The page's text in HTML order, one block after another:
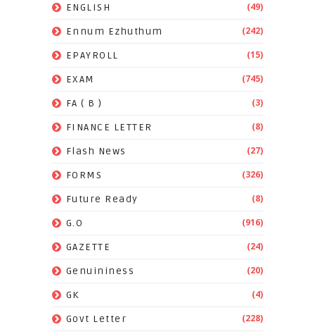
ENGLISH (49)
Ennum Ezhuthum (242)
EPAYROLL (15)
EXAM (745)
FA ( B ) (3)
FINANCE LETTER (8)
Flash News (27)
FORMS (326)
Future Ready (8)
G.O (916)
GAZETTE (24)
Genuininess (20)
GK (4)
Govt Letter (228)